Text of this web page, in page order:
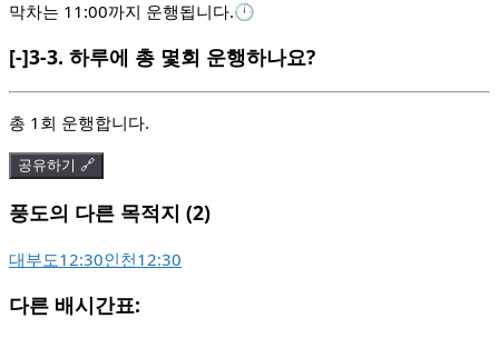
막차는 11:00까지 운행됩니다.🕛
[-]3-3. 하루에 총 몇회 운행하나요?
총 1회 운행합니다.
공유하기 🔗
풍도의 다른 목적지 (2)
대부도12:30인천12:30
다른 배시간표: